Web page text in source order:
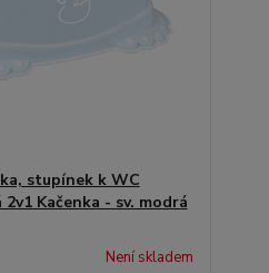
stupínek k WC
Kačenka - sv. modrá
Není skladem